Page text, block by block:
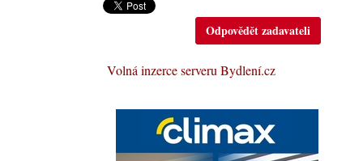
Odpovědět zadavateli
Volná inzerce serveru Bydlení.cz